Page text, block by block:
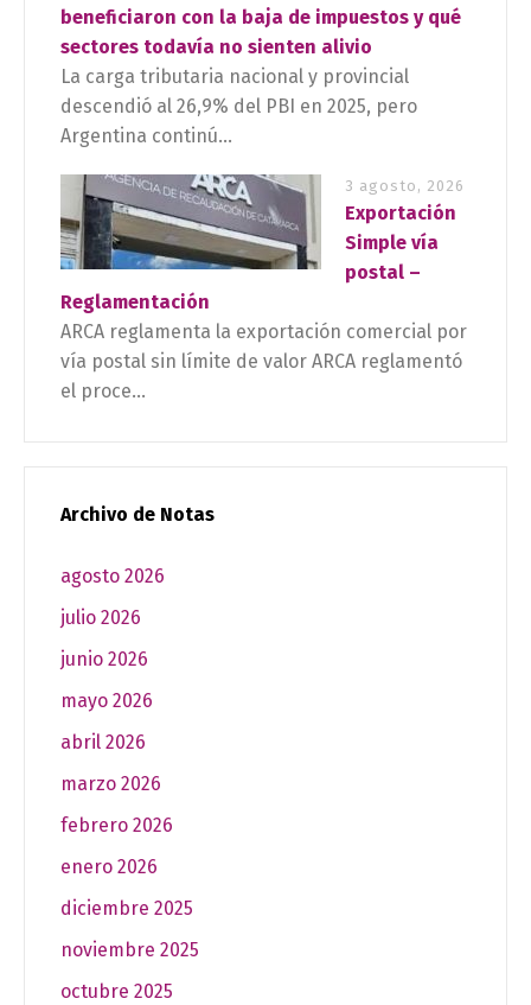
beneficiaron con la baja de impuestos y qué
sectores todavía no sienten alivio
La carga tributaria nacional y provincial
descendió al 26,9% del PBI en 2025, pero
Argentina continú...
3 agosto, 2026
Exportación
Simple vía
postal –
Reglamentación
ARCA reglamenta la exportación comercial por
vía postal sin límite de valor ARCA reglamentó
el proce...
Archivo de Notas
agosto 2026
julio 2026
junio 2026
mayo 2026
abril 2026
marzo 2026
febrero 2026
enero 2026
diciembre 2025
noviembre 2025
octubre 2025